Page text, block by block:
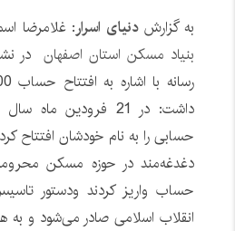
به گزارش دنیای اسرار: غلامرضا
بنیاد مسکن استان اصفهاندر
حسابی را به نام خودشان افتتاح
دغدغه‌مند در حوزه مسکن
حساب واریز کردند ودستور
انقلاب اسلامی صادر می‌شود و به